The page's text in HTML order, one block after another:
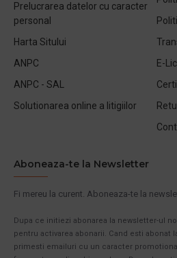
Prelucrarea datelor cu caracter
personal
Harta Sitului
ANPC
ANPC - SAL
Solutionarea online a litigiilor
E-
Aboneaza-te la Newsletter
Fi mereu la curent. Aboneaza-te la
Dupa ce initiezi abonarea la newsletter-ul
pentru activarea abonarii. Cand esti abonat
primesti emailuri cu un caracter